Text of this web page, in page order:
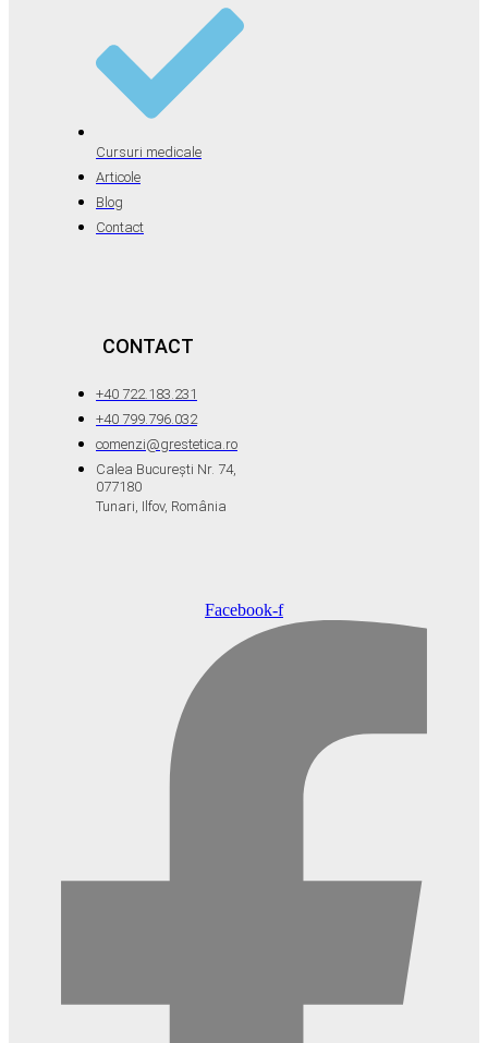
Cursuri medicale
Articole
Blog
Contact
CONTACT
+40 722.183.231
+40 799.796.032
comenzi@grestetica.ro
Calea București Nr. 74,
077180
Tunari, Ilfov, România
Facebook-f